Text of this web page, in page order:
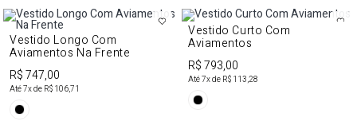
Vestido Longo Com
Aviamentos Na Frente
R$ 747,00
Até7x de R$ 106,71
Vestido Curto Com
Aviamentos
R$ 793,00
Até7x de R$ 113,28